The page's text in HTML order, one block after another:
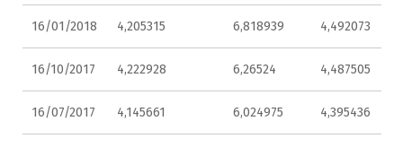
16/01/2018 4,205315 6,818939 4,492073
16/10/2017 4,222928 6,26524 4,487505
16/07/2017 4,145661 6,024975 4,395436